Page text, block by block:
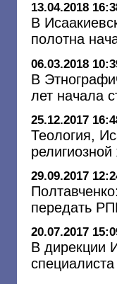
13.04.2018
В
полотна
06.03.2018
В
лет начала
25.12.2017
Теология,
29.09.2017
передать
20.07.2017
В дирекции